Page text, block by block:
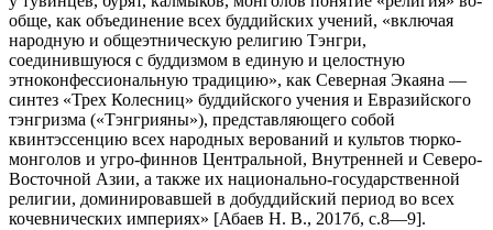
обще, как объединение всех буддийских учений, «включая
народную и общеэтническую религию Тэнгри,
соединившуюся с буддизмом в единую и целостную
этноконфессиональную традицию», как Северная Экаяна —
син­тез «Трех Колесниц» буддийского учения и Евразийского
тэнгризма («Тэнгрияны»), представляющего собой
квинтэссенцию всех народных ве­рований и культов тюрко-
монголов и угро-финнов Центральной, Внутрен­ней и Северо-
Восточной Азии, а также их национально-государственной
религии, доминировавшей в добуддийский период во всех
кочевнических империях» [Абаев Н. В., 2017б, с.8—9].